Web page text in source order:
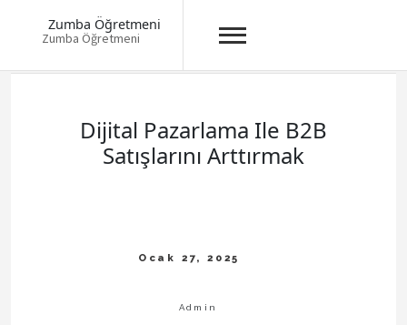
Zumba Öğretmeni
Zumba Öğretmeni
Dijital Pazarlama Ile B2B
Satışlarını Arttırmak